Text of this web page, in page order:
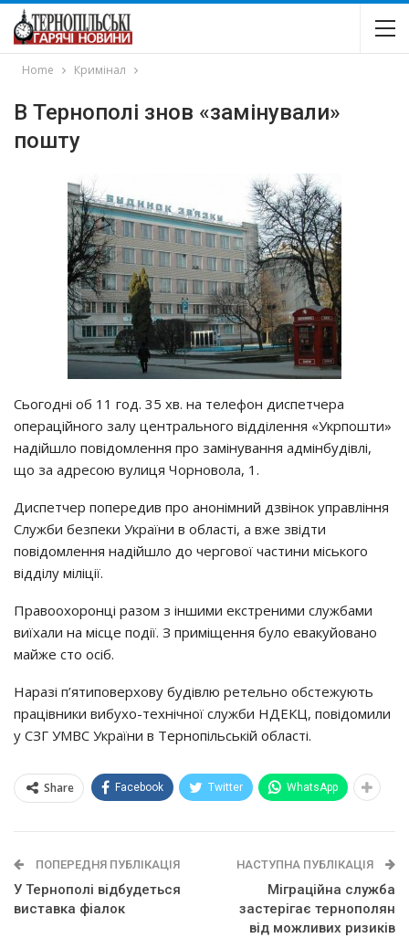
Home Кримінал
В Тернополі знов «замінували»
пошту
Сьогодні об 11 год. 35 хв. на телефон диспетчера
операційного залу центрального відділення «Укрпошти»
надійшло повідомлення про замінування адмінбудівлі,
що за адресою вулиця Чорновола, 1.
Диспетчер попередив про анонімний дзвінок управління
Служби безпеки України в області, а вже звідти
повідомлення надійшло до чергової частини міського
відділу міліції.
Правоохоронці разом з іншими екстреними службами
виїхали на місце події. З приміщення було евакуйовано
майже сто осіб.
Наразі п’ятиповерхову будівлю ретельно обстежують
працівники вибухо-технічної служби НДЕКЦ, повідомили
у СЗГ УМВС України в Тернопільській області.
Share Facebook Twitter WhatsApp
ПОПЕРЕДНЯ ПУБЛІКАЦІЯ
У Тернополі відбудеться
виставка фіалок
НАСТУПНА ПУБЛІКАЦІЯ
Міграційна служба
застерігає тернополян
від можливих ризиків